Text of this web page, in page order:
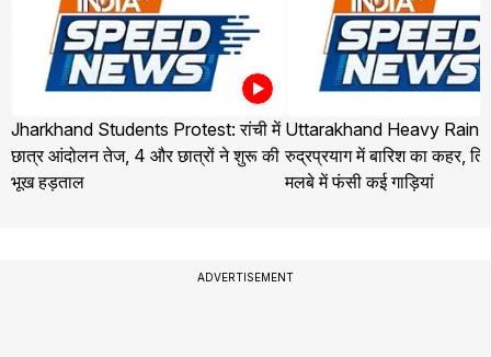
Jharkhand Students Protest: रांची में
छात्र आंदोलन तेज, 4 और छात्रों ने शुरू की
भूख हड़ताल
Uttarakhand Heavy Rain
रुद्रप्रयाग में बारिश का कहर,
मलबे में फंसी कई गाड़ियां
ADVERTISEMENT